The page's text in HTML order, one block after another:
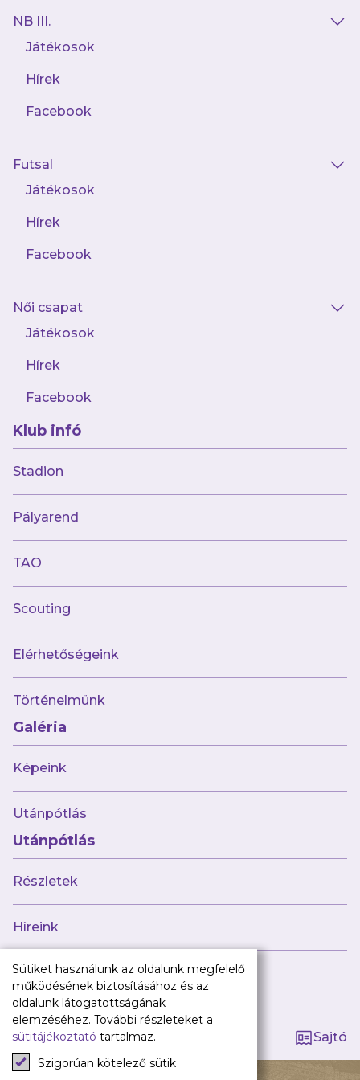
NB III.
Játékosok
Hírek
Facebook
Futsal
Játékosok
Hírek
Facebook
Női csapat
Játékosok
Hírek
Facebook
Klub infó
Stadion
Pályarend
TAO
Scouting
Elérhetőségeink
Történelmünk
Galéria
Képeink
Utánpótlás
Utánpótlás
Részletek
Híreink
Tagság kezelése
Sajtó
értékelte a szezont U11-eseink vezetőedzője,
Böde László.
augusztus 6.
U17-es csapatunk!
Múltunk
Történelmünk
Meccseink
Híreink
Csapataink
Jövőnk
Utánpótlás
Babaváró
ajándékcsomag
Újpest FC
TAO
Klub infó
Sajtó
Újpest FC Shop
Digitális felületeink
Facebook
Instagram
Tiktok
Youtube
Sütiket használunk az oldalunk megfelelő
működésének biztosításához és az
oldalunk látogatottságának
elemzéséhez. További részleteket a
sütitájékoztató tartalmaz.
Szigorúan kötelező sütik